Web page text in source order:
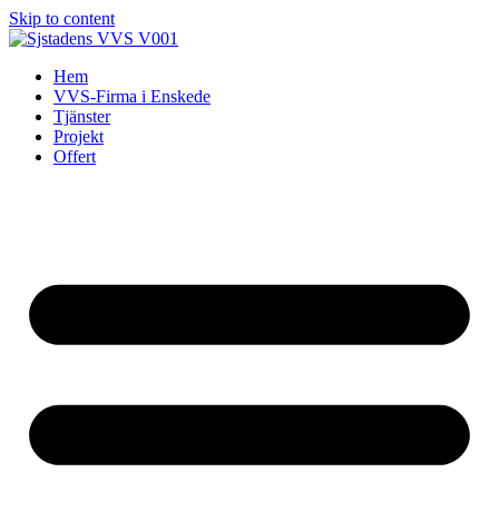
Skip to content
Hem
VVS-Firma i Enskede
Tjänster
Projekt
Offert